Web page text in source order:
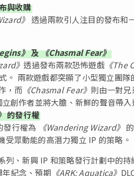
與收購
》 透過兩款引人注目的發布和
》及《Chasmal Fear》
》透過發布兩款恐怖遊戲《The
。 兩款遊戲都突顯了小型獨立團
，而 《Chasmal Fear》 則由一對
創作者並將大膽、新鮮的聲音帶入
的發行權
發行權為 《Wandering Wizard》
眾動能的高潛力獨立 IP 的策略。
列、新興 IP 和策略發行計劃中的
年紀念、預期 《ARK: Aquatica》